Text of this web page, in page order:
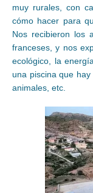
muy rurales, con
cómo hacer para
Nos recibieron los
franceses, y nos
ecológico, la
una piscina que
animales, etc.